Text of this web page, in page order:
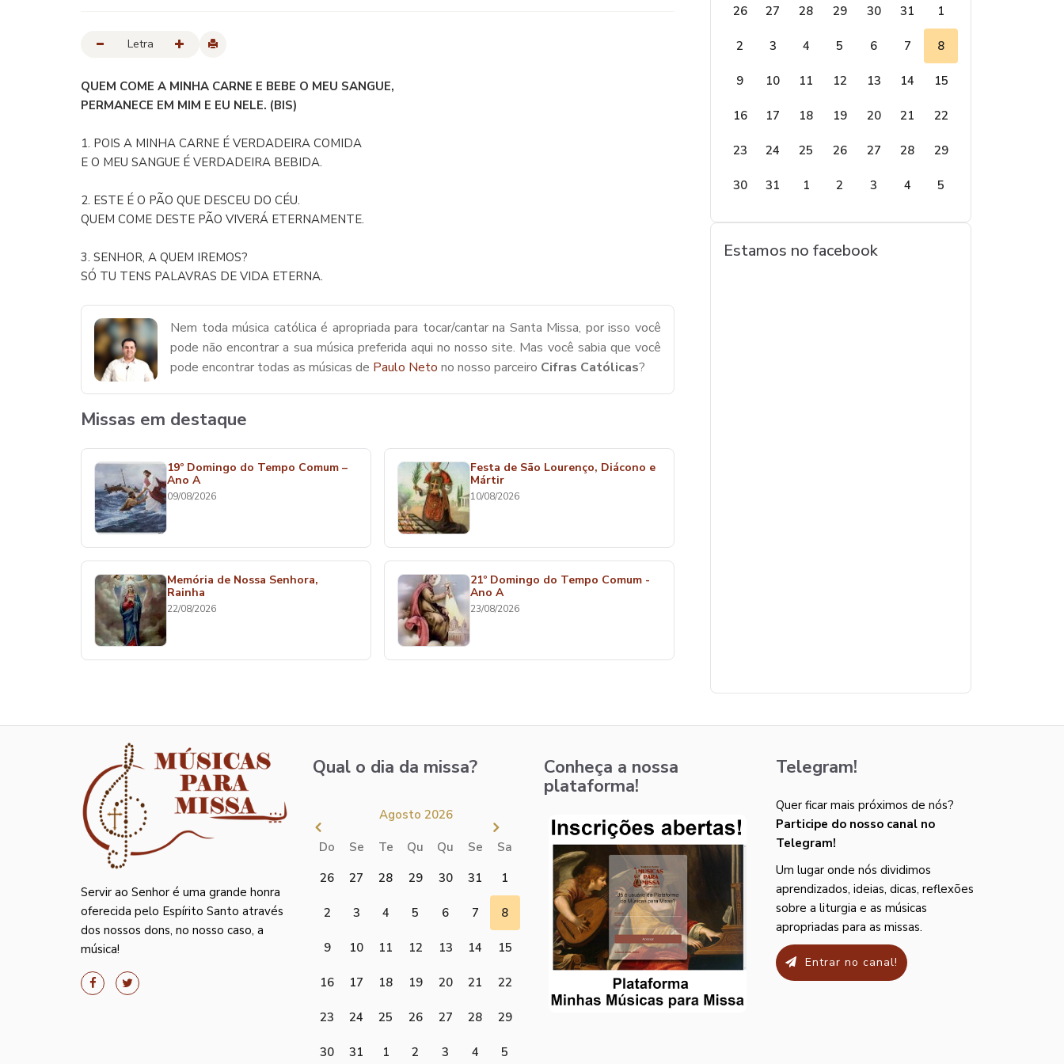
Letra
QUEM COME A MINHA CARNE E BEBE O MEU SANGUE,
PERMANECE EM MIM E EU NELE. (BIS)
1. POIS A MINHA CARNE É VERDADEIRA COMIDA
E O MEU SANGUE É VERDADEIRA BEBIDA.
2. ESTE É O PÃO QUE DESCEU DO CÉU.
QUEM COME DESTE PÃO VIVERÁ ETERNAMENTE.
3. SENHOR, A QUEM IREMOS?
SÓ TU TENS PALAVRAS DE VIDA ETERNA.
Nem toda música católica é apropriada para tocar/cantar na Santa Missa, por isso você
pode não encontrar a sua música preferida aqui no nosso site. Mas você sabia que você
pode encontrar todas as músicas de Paulo Neto no nosso parceiro Cifras Católicas?
Missas em destaque
19º Domingo do Tempo Comum –
Ano A
09/08/2026
Festa de São Lourenço, Diácono e
Mártir
10/08/2026
Memória de Nossa Senhora,
Rainha
22/08/2026
21º Domingo do Tempo Comum -
Ano A
23/08/2026
26
27 28 29 30 31 1
2 3 4 5 6 7 8
9 10 11 12 13 14 15
16 17 18 19 20 21 22
23 24 25 26 27 28 29
30 31 1 2 3 4 5
Estamos no facebook
Servir ao Senhor é uma grande honra
oferecida pelo Espírito Santo através
dos nossos dons, no nosso caso, a
música!
Qual o dia da missa?
Agosto 2026
Do Se Te Qu Qu Se
Sa
26
27 28 29 30 31 1
2 3 4 5 6 7 8
9 10 11 12 13 14 15
16 17 18 19 20 21 22
23 24 25 26 27 28 29
30 31 1 2 3 4 5
Conheça a nossa
plataforma!
Telegram!
Quer ficar mais próximos de nós?
Participe do nosso canal no
Telegram!
Um lugar onde nós dividimos
aprendizados, ideias, dicas, reflexões
sobre a liturgia e as músicas
apropriadas para as missas.
Entrar no canal!